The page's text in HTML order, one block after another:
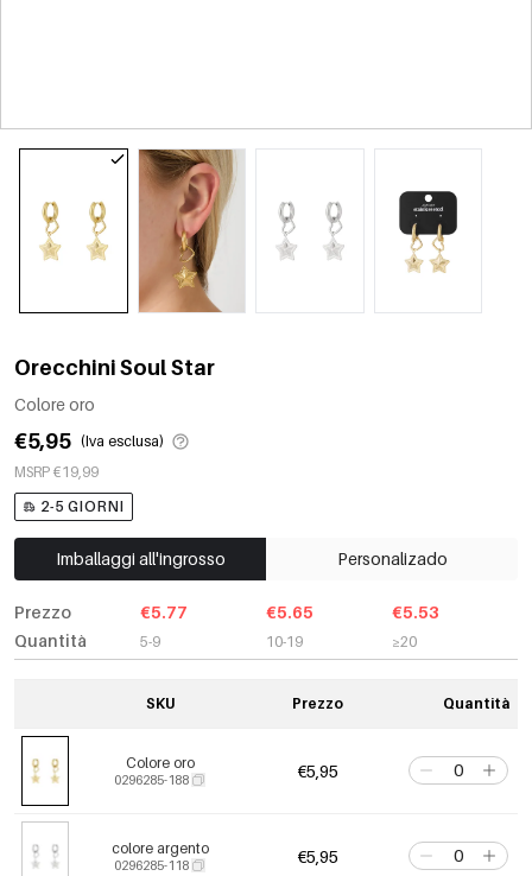
Orecchini Soul Star
Colore oro
€5,95 (Iva esclusa)
MSRP €19,99
2-5 GIORNI
Imballaggi all'ingrosso Personalizado
Prezzo
Quantità
€5.77
5-9
€5.65
10-19
€5.53
≥20
SKU Prezzo Quantità
Colore oro
0296285-188 €5,95
colore argento
0296285-118 €5,95